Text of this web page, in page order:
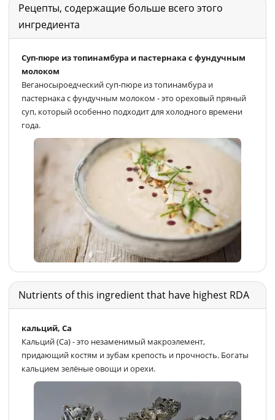
Рецепты, содержащие больше всего этого
ингредиента
Суп-пюре из топинамбура и пастернака с фундучным
молоком
Веганосыроедческий суп-пюре из топинамбура и
пастернака с фундучным молоком - это ореховый пряный
суп, который особенно подходит для холодного времени
года.
Nutrients of this ingredient that have highest RDA
кальций, Ca
Кальций (Ca) - это незаменимый макроэлемент,
придающий костям и зубам крепость и прочность. Богаты
кальцием зелёные овощи и орехи.